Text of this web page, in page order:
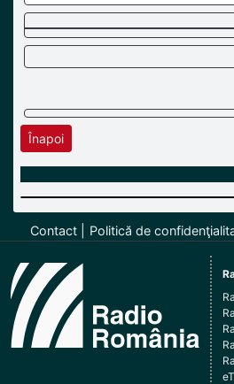
Înapoi
Contact Politică de